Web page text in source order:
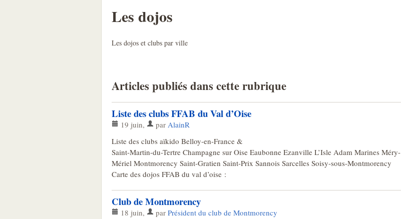
Les dojos
Les dojos et clubs par ville
Articles publiés dans cette rubrique
Liste des clubs FFAB du Val d’Oise
19 juin, par AlainR
Liste des clubs aïkido Belloy-en-France &
Saint-Martin-du-Tertre Champagne sur Oise Eaubonne Ezanville L’Isle Adam Marines Méry-
Mériel Montmorency Saint-Gratien Saint-Prix Sannois Sarcelles Soisy-sous-Montmorency
Carte des dojos FFAB du val d’oise :
Club de Montmorency
18 juin, par Président du club de Montmorency